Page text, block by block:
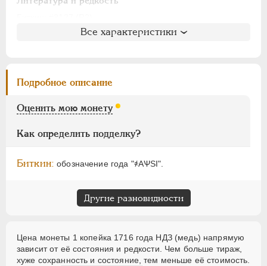
: 8 рублей
Семёнов: 203-10900
ГМ
Брекке: 244 (точка, 75$)
Все характеристики
Подробное описание
Оценить мою монету
Как определить подделку?
Биткин: обозначение года "҂АѰSI".
Другие разновидности
Цена монеты 1 копейка 1716 года НДЗ (медь) напрямую
зависит от её состояния и редкости. Чем больше тираж,
хуже сохранность и состояние, тем меньше её стоимость.
1855-1881
ВРЕМЕННОЕ ПРАВ. 1917-1918